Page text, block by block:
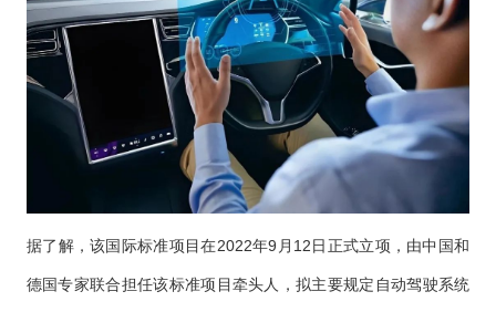
据了解，该国际标准项目在2022年9月12日正式立项，由中国和
德国专家联合担任该标准项目牵头人，拟主要规定自动驾驶系统